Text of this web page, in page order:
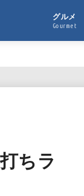
グルメ
Gourmet
ちラ